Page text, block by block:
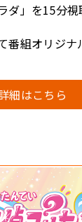
ダ」を15分
番組オリジ
細はこちら